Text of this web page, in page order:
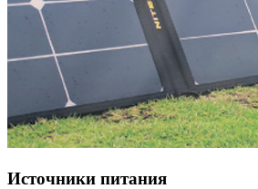
Источники питания